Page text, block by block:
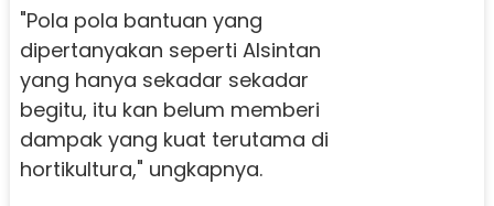
"Pola pola bantuan yang
dipertanyakan seperti Alsintan
yang hanya sekadar sekadar
begitu, itu kan belum memberi
dampak yang kuat terutama di
hortikultura," ungkapnya.